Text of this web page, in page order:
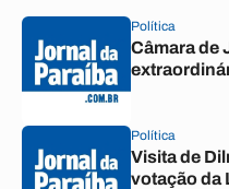
Política
Câmara de
Política
Visita de
votação da